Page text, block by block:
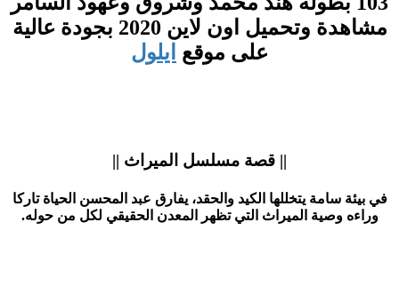
مشاهدة وتحميل اون لاين 2020 بجودة عالية
على موقع ايلول
|| قصة مسلسل الميراث ||
في بيئة سامة يتخللها الكيد والحقد، يفارق عبد المحسن الحياة تاركا
وراءه وصية الميراث التي تظهر المعدن الحقيقي لكل من حوله.